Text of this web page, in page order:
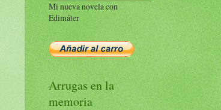
Mi nueva novela con
Edimáter
Arrugas en la
memoria